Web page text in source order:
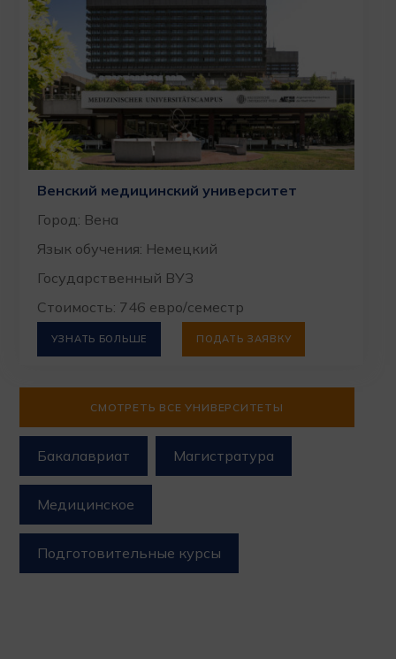
Венский медицинский университет
Город: Вена
Язык обучения: Немецкий
Государственный ВУЗ
Стоимость: 746 евро/семестр
УЗНАТЬ БОЛЬШЕ ПОДАТЬ ЗАЯВКУ
СМОТРЕТЬ ВСЕ УНИВЕРСИТЕТЫ
Бакалавриат Магистратура
Медицинское
Подготовительные курсы